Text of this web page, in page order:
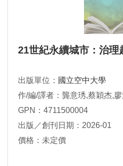
21世紀永續城市：治理
出版單位： 國立空中大學
作/編/譯者：龔意琇,蔡穎杰,廖
GPN：4711500004
出版／創刊日期：2026-01
價格：未定價